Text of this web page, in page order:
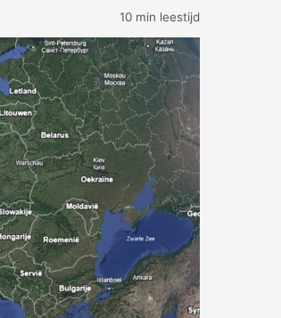
10 min leestijd